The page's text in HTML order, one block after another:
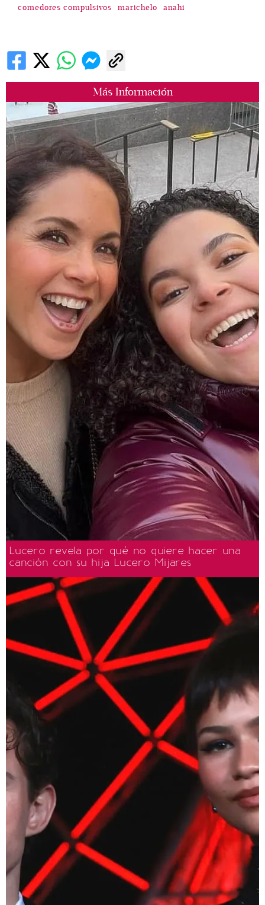
Más Información
Lucero revela por qué no quiere hacer una
canción con su hija Lucero Mijares
comedores compulsivos marichelo anahi